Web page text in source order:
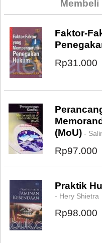
Faktor-
Rp31.000
(MoU) -
Rp97.000
Praktik
- Hery Shietra
Rp98.000